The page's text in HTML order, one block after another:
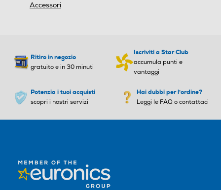
Accessori
Ritiro in negozio
gratuito e in 30 minuti
Iscriviti a Star Club
accumula punti e
vantaggi
Potenzia i tuoi acquisti
scopri i nostri servizi
Hai dubbi per l'ordine?
Leggi le FAQ o contattaci